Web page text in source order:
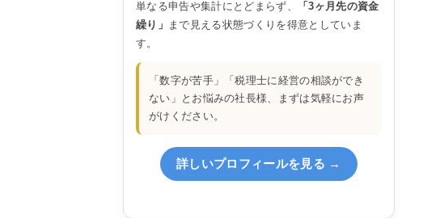
単なる申告や集計にとどまらず、
「3ヶ月先の資金
繰り」
まで見える状態づくりを得意としていま
す。
「数字が苦手」「税理士に経営の相談ができ
ない」とお悩みの社長様、まずは気軽にお声
がけください。
詳しいプロフィールを見る →